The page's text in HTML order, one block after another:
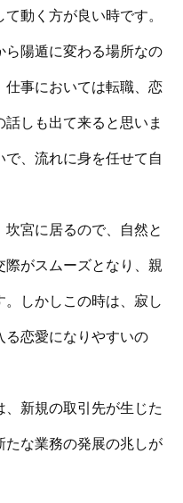
動く方が良い時です。
ら陽遁に変わる場所なの
事においては転職、恋
しも出て来ると思いま
、流れに身を任せて自
宮に居るので、自然と
がスムーズとなり、親
しかしこの時は、寂し
る恋愛になりやすいの
新規の取引先が生じた
たな業務の発展の兆しが